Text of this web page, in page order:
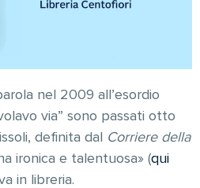
nel 2009 all’esordio
via” sono passati otto
definita dal
Corriere della
ironica e talentuosa» (qui
in libreria.